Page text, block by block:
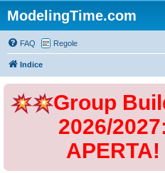
ModelingTime.com
FAQ Regole
Indice
Group
2026/
APERTA!